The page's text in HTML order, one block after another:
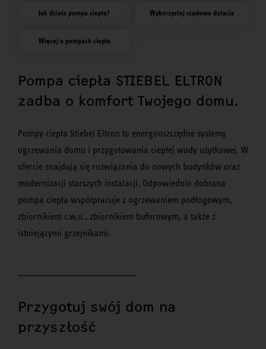
Jak działa pompa ciepła? Wykorzystaj rządowe dotacje
Więcej o pompach ciepła
Pompa ciepła STIEBEL ELTRON
zadba o komfort Twojego domu.
Pompy ciepła Stiebel Eltron to energooszczędne systemy
ogrzewania domu i przygotowania ciepłej wody użytkowej. W
ofercie znajdują się rozwiązania do nowych budynków oraz
modernizacji starszych instalacji. Odpowiednio dobrana
pompa ciepła współpracuje z ogrzewaniem podłogowym,
zbiornikiem c.w.u., zbiornikiem buforowym, a także z
istniejącymi grzejnikami.
Przygotuj swój dom na
przyszłość